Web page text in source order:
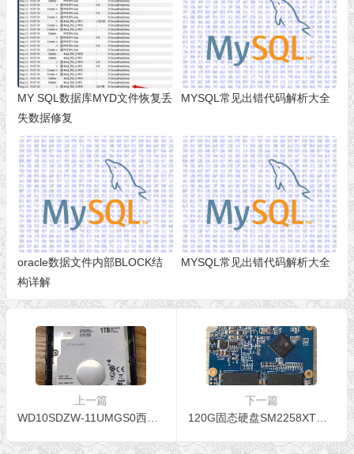
MY SQL数据库MYD文件恢复丢
失数据修复
MYSQL常见出错代码解析大全
oracle数据文件内部BLOCK结
构详解
MYSQL常见出错代码解析大全
上一篇
WD10SDZW-11UMGS0西数1T移动硬盘卡顿、无法复制、有坏道数据恢复
下一篇
120G固态硬盘SM2258XT成功恢复数据库软件